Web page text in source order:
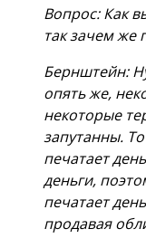
Вопрос: Как
так зачем же
Бернштейн:
опять же,
некоторые
запутанны.
печатает
деньги,
печатает
продавая